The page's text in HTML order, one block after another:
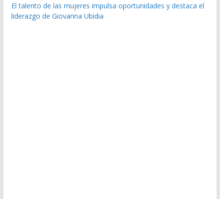
El talento de las mujeres impulsa oportunidades y destaca el
liderazgo de Giovanna Ubidia